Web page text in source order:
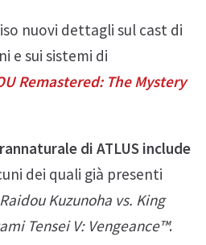
nuovi dettagli sul cast di
e sui sistemi di
Remastered: The Mystery
di ATLUS include
dei quali già presenti
Kuzunoha vs. King
Tensei V: Vengeance™.